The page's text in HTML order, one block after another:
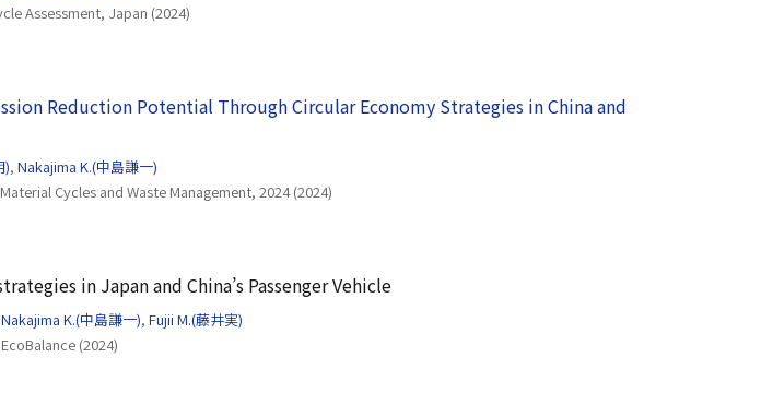
Assessment, Japan (2024)
Reduction Potential Through Circular Economy Strategies in China and
で開きます）
), Nakajima K.(中島謙一)
Cycles and Waste Management, 2024 (2024)
in Japan and China’s Passenger Vehicle
Nakajima K.(中島謙一), Fujii M.(藤井実)
(2024)